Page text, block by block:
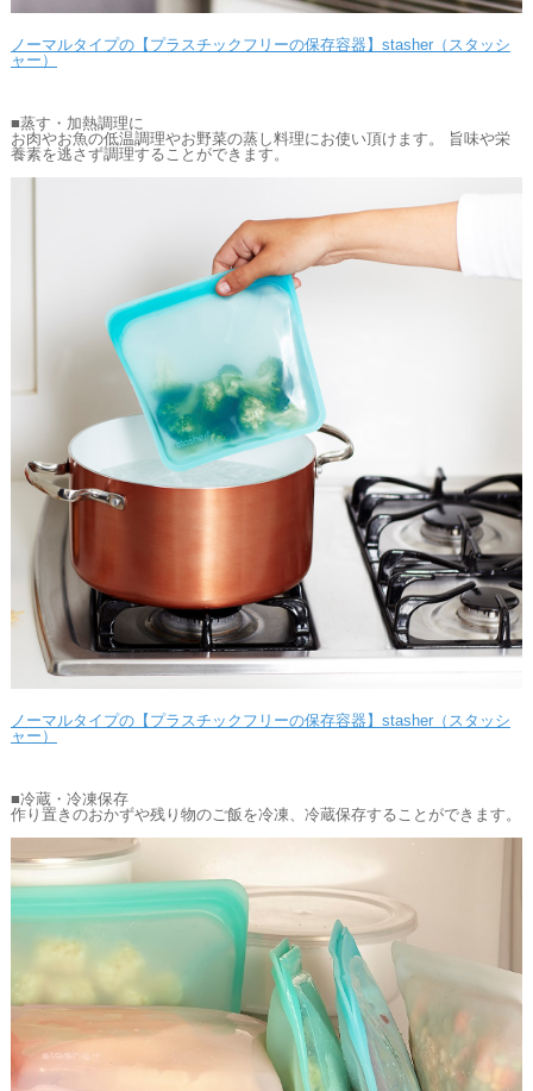
ノーマルタイプの【プラスチックフリーの保存容器】stasher（スタッシ
ャー）
■蒸す・加熱調理に
お肉やお魚の低温調理やお野菜の蒸し料理にお使い頂けます。 旨味や栄
養素を逃さず調理することができます。
ノーマルタイプの【プラスチックフリーの保存容器】stasher（スタッシ
ャー）
■冷蔵・冷凍保存
作り置きのおかずや残り物のご飯を冷凍、冷蔵保存することができます。